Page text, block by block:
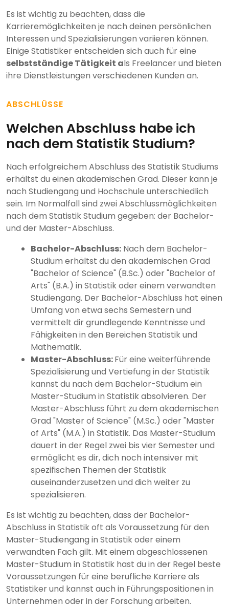
Es ist wichtig zu beachten, dass die
Karrieremöglichkeiten je nach deinen persönlichen
Interessen und Spezialisierungen variieren können.
Einige Statistiker entscheiden sich auch für eine
selbstständige Tätigkeit als Freelancer und bieten
ihre Dienstleistungen verschiedenen Kunden an.
ABSCHLÜSSE
Welchen Abschluss habe ich
nach dem Statistik Studium?
Nach erfolgreichem Abschluss des Statistik Studiums
erhältst du einen akademischen Grad. Dieser kann je
nach Studiengang und Hochschule unterschiedlich
sein. Im Normalfall sind zwei Abschlussmöglichkeiten
nach dem Statistik Studium gegeben: der Bachelor-
und der Master-Abschluss.
Bachelor-Abschluss: Nach dem Bachelor-
Studium erhältst du den akademischen Grad
"Bachelor of Science" (B.Sc.) oder "Bachelor of
Arts" (B.A.) in Statistik oder einem verwandten
Studiengang. Der Bachelor-Abschluss hat einen
Umfang von etwa sechs Semestern und
vermittelt dir grundlegende Kenntnisse und
Fähigkeiten in den Bereichen Statistik und
Mathematik.
Master-Abschluss:Für eine weiterführende
Spezialisierung und Vertiefung in der Statistik
kannst du nach dem Bachelor-Studium ein
Master-Studium in Statistik absolvieren. Der
Master-Abschluss führt zu dem akademischen
Grad "Master of Science" (M.Sc.) oder "Master
of Arts" (M.A.) in Statistik. Das Master-Studium
dauert in der Regel zwei bis vier Semester und
ermöglicht es dir, dich noch intensiver mit
spezifischen Themen der Statistik
auseinanderzusetzen und dich weiter zu
spezialisieren.
Es ist wichtig zu beachten, dass der Bachelor-
Abschluss in Statistik oft als Voraussetzung für den
Master-Studiengang in Statistik oder einem
verwandten Fach gilt. Mit einem abgeschlossenen
Master-Studium in Statistik hast du in der Regel beste
Voraussetzungen für eine berufliche Karriere als
Statistiker und kannst auch in Führungspositionen in
Unternehmen oder in der Forschung arbeiten.